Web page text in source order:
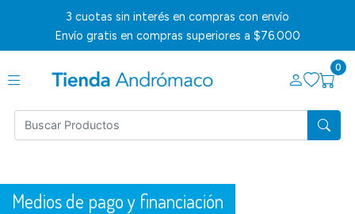
3 cuotas sin interés en compras con envío
Envío gratis en compras superiores a $76.000
0
Medios de pago y financiación